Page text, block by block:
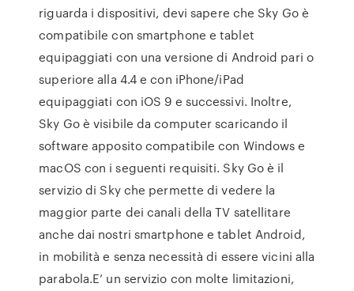
riguarda i dispositivi, devi sapere che Sky Go è
compatibile con smartphone e tablet
equipaggiati con una versione di Android pari o
superiore alla 4.4 e con iPhone/iPad
equipaggiati con iOS 9 e successivi. Inoltre,
Sky Go è visibile da computer scaricando il
software apposito compatibile con Windows e
macOS con i seguenti requisiti. Sky Go è il
servizio di Sky che permette di vedere la
maggior parte dei canali della TV satellitare
anche dai nostri smartphone e tablet Android,
in mobilità e senza necessità di essere vicini alla
parabola.E’ un servizio con molte limitazioni,